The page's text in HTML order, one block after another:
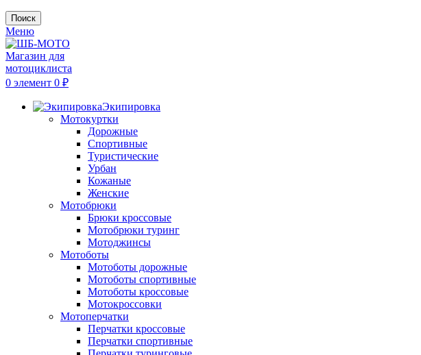
Поиск
Меню
0 элемент 0 ₽
Экипировка
Мотокуртки
Дорожные
Спортивные
Туристические
Урбан
Кожаные
Женские
Мотобрюки
Брюки кроссовые
Мотобрюки туринг
Мотоджинсы
Мотоботы
Мотоботы дорожные
Мотоботы спортивные
Мотоботы кроссовые
Мотокроссовки
Мотоперчатки
Перчатки кроссовые
Перчатки спортивные